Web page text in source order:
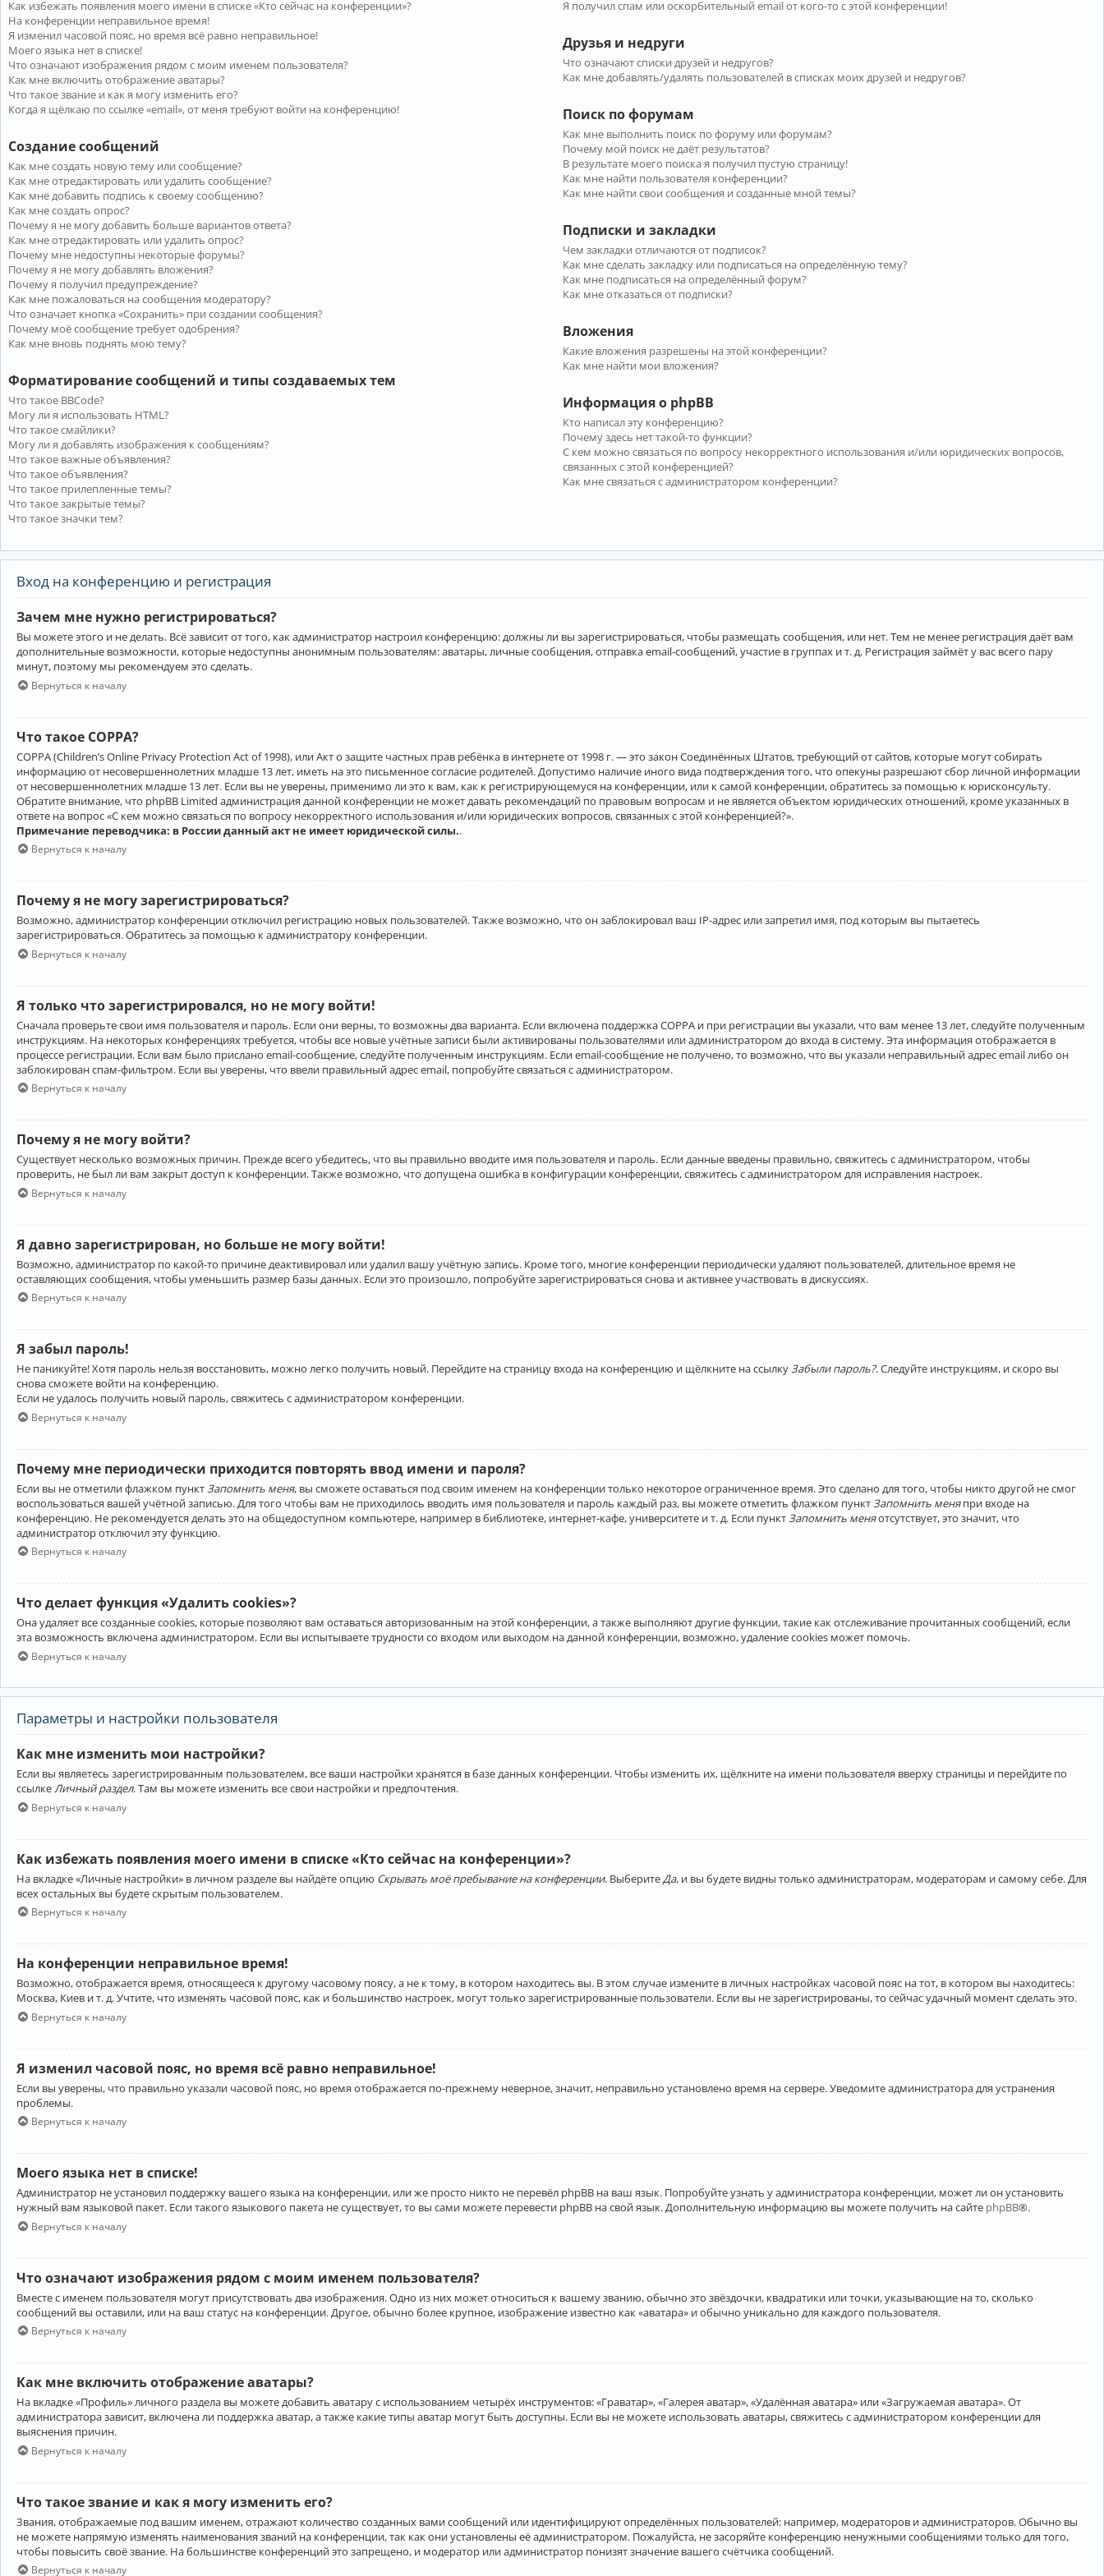
Как избежать появления моего имени в списке «Кто сейчас на конференции»?
На конференции неправильное время!
Я изменил часовой пояс, но время всё равно неправильное!
Моего языка нет в списке!
Что означают изображения рядом с моим именем пользователя?
Как мне включить отображение аватары?
Что такое звание и как я могу изменить его?
Когда я щёлкаю по ссылке «email», от меня требуют войти на конференцию!
Создание сообщений
Как мне создать новую тему или сообщение?
Как мне отредактировать или удалить сообщение?
Как мне добавить подпись к своему сообщению?
Как мне создать опрос?
Почему я не могу добавить больше вариантов ответа?
Как мне отредактировать или удалить опрос?
Почему мне недоступны некоторые форумы?
Почему я не могу добавлять вложения?
Почему я получил предупреждение?
Как мне пожаловаться на сообщения модератору?
Что означает кнопка «Сохранить» при создании сообщения?
Почему моё сообщение требует одобрения?
Как мне вновь поднять мою тему?
Форматирование сообщений и типы создаваемых тем
Что такое BBCode?
Могу ли я использовать HTML?
Что такое смайлики?
Могу ли я добавлять изображения к сообщениям?
Что такое важные объявления?
Что такое объявления?
Что такое прилепленные темы?
Что такое закрытые темы?
Что такое значки тем?
Я получил спам или оскорбительный email от кого-то с этой конференции!
Друзья и недруги
Что означают списки друзей и недругов?
Как мне добавлять/удалять пользователей в списках моих друзей и недругов?
Поиск по форумам
Как мне выполнить поиск по форуму или форумам?
Почему мой поиск не даёт результатов?
В результате моего поиска я получил пустую страницу!
Как мне найти пользователя конференции?
Как мне найти свои сообщения и созданные мной темы?
Подписки и закладки
Чем закладки отличаются от подписок?
Как мне сделать закладку или подписаться на определённую тему?
Как мне подписаться на определённый форум?
Как мне отказаться от подписки?
Вложения
Какие вложения разрешены на этой конференции?
Как мне найти мои вложения?
Информация о phpBB
Кто написал эту конференцию?
Почему здесь нет такой-то функции?
С кем можно связаться по вопросу некорректного использования и/или юридических вопросов,
связанных с этой конференцией?
Как мне связаться с администратором конференции?
Вход на конференцию и регистрация
Зачем мне нужно регистрироваться?
Вы можете этого и не делать. Всё зависит от того, как администратор настроил конференцию: должны ли вы зарегистрироваться, чтобы размещать сообщения, или нет. Тем не менее регистрация даёт вам
дополнительные возможности, которые недоступны анонимным пользователям: аватары, личные сообщения, отправка email-сообщений, участие в группах и т. д. Регистрация займёт у вас всего пару
минут, поэтому мы рекомендуем это сделать.
Вернуться к началу
Что такое COPPA?
COPPA (Children’s Online Privacy Protection Act of 1998), или Акт о защите частных прав ребёнка в интернете от 1998 г. — это закон Соединённых Штатов, требующий от сайтов, которые могут собирать
информацию от несовершеннолетних младше 13 лет, иметь на это письменное согласие родителей. Допустимо наличие иного вида подтверждения того, что опекуны разрешают сбор личной информации
от несовершеннолетних младше 13 лет. Если вы не уверены, применимо ли это к вам, как к регистрирующемуся на конференции, или к самой конференции, обратитесь за помощью к юрисконсульту.
Обратите внимание, что phpBB Limited администрация данной конференции не может давать рекомендаций по правовым вопросам и не является объектом юридических отношений, кроме указанных в
ответе на вопрос «С кем можно связаться по вопросу некорректного использования и/или юридических вопросов, связанных с этой конференцией?».
Примечание переводчика: в России данный акт не имеет юридической силы..
Вернуться к началу
Почему я не могу зарегистрироваться?
Возможно, администратор конференции отключил регистрацию новых пользователей. Также возможно, что он заблокировал ваш IP-адрес или запретил имя, под которым вы пытаетесь
зарегистрироваться. Обратитесь за помощью к администратору конференции.
Вернуться к началу
Я только что зарегистрировался, но не могу войти!
Сначала проверьте свои имя пользователя и пароль. Если они верны, то возможны два варианта. Если включена поддержка COPPA и при регистрации вы указали, что вам менее 13 лет, следуйте полученным
инструкциям. На некоторых конференциях требуется, чтобы все новые учётные записи были активированы пользователями или администратором до входа в систему. Эта информация отображается в
процессе регистрации. Если вам было прислано email-сообщение, следуйте полученным инструкциям. Если email-сообщение не получено, то возможно, что вы указали неправильный адрес email либо он
заблокирован спам-фильтром. Если вы уверены, что ввели правильный адрес email, попробуйте связаться с администратором.
Вернуться к началу
Почему я не могу войти?
Существует несколько возможных причин. Прежде всего убедитесь, что вы правильно вводите имя пользователя и пароль. Если данные введены правильно, свяжитесь с администратором, чтобы
проверить, не был ли вам закрыт доступ к конференции. Также возможно, что допущена ошибка в конфигурации конференции, свяжитесь с администратором для исправления настроек.
Вернуться к началу
Я давно зарегистрирован, но больше не могу войти!
Возможно, администратор по какой-то причине деактивировал или удалил вашу учётную запись. Кроме того, многие конференции периодически удаляют пользователей, длительное время не
оставляющих сообщения, чтобы уменьшить размер базы данных. Если это произошло, попробуйте зарегистрироваться снова и активнее участвовать в дискуссиях.
Вернуться к началу
Я забыл пароль!
Не паникуйте! Хотя пароль нельзя восстановить, можно легко получить новый. Перейдите на страницу входа на конференцию и щёлкните на ссылкуЗабыли пароль?. Следуйте инструкциям, и скоро вы
снова сможете войти на конференцию.
Если не удалось получить новый пароль, свяжитесь с администратором конференции.
Вернуться к началу
Почему мне периодически приходится повторять ввод имени и пароля?
Если вы не отметили флажком пункт Запомнить меня, вы сможете оставаться под своим именем на конференции только некоторое ограниченное время. Это сделано для того, чтобы никто другой не смог
воспользоваться вашей учётной записью. Для того чтобы вам не приходилось вводить имя пользователя и пароль каждый раз, вы можете отметить флажком пункт Запомнить меняпри входе на
конференцию. Не рекомендуется делать это на общедоступном компьютере, например в библиотеке, интернет-кафе, университете и т. д. Если пункт Запомнить меняотсутствует, это значит, что
администратор отключил эту функцию.
Вернуться к началу
Что делает функция «Удалить cookies»?
Она удаляет все созданные cookies, которые позволяют вам оставаться авторизованным на этой конференции, а также выполняют другие функции, такие как отслеживание прочитанных сообщений, если
эта возможность включена администратором. Если вы испытываете трудности со входом или выходом на данной конференции, возможно, удаление cookies может помочь.
Вернуться к началу
Параметры и настройки пользователя
Как мне изменить мои настройки?
Если вы являетесь зарегистрированным пользователем, все ваши настройки хранятся в базе данных конференции. Чтобы изменить их, щёлкните на имени пользователя вверху страницы и перейдите по
ссылкеЛичный раздел. Там вы можете изменить все свои настройки и предпочтения.
Вернуться к началу
Как избежать появления моего имени в списке «Кто сейчас на конференции»?
На вкладке «Личные настройки» в личном разделе вы найдёте опцию Скрывать моё пребывание на конференции. Выберите Да, и вы будете видны только администраторам, модераторам и самому себе. Для
всех остальных вы будете скрытым пользователем.
Вернуться к началу
На конференции неправильное время!
Возможно, отображается время, относящееся к другому часовому поясу, а не к тому, в котором находитесь вы. В этом случае измените в личных настройках часовой пояс на тот, в котором вы находитесь:
Москва, Киев и т. д. Учтите, что изменять часовой пояс, как и большинство настроек, могут только зарегистрированные пользователи. Если вы не зарегистрированы, то сейчас удачный момент сделать это.
Вернуться к началу
Я изменил часовой пояс, но время всё равно неправильное!
Если вы уверены, что правильно указали часовой пояс, но время отображается по-прежнему неверное, значит, неправильно установлено время на сервере. Уведомите администратора для устранения
проблемы.
Вернуться к началу
Моего языка нет в списке!
Администратор не установил поддержку вашего языка на конференции, или же просто никто не перевёл phpBB на ваш язык. Попробуйте узнать у администратора конференции, может ли он установить
нужный вам языковой пакет. Если такого языкового пакета не существует, то вы сами можете перевести phpBB на свой язык. Дополнительную информацию вы можете получить на сайте phpBB®.
Вернуться к началу
Что означают изображения рядом с моим именем пользователя?
Вместе с именем пользователя могут присутствовать два изображения. Одно из них может относиться к вашему званию, обычно это звёздочки, квадратики или точки, указывающие на то, сколько
сообщений вы оставили, или на ваш статус на конференции. Другое, обычно более крупное, изображение известно как «аватара» и обычно уникально для каждого пользователя.
Вернуться к началу
Как мне включить отображение аватары?
На вкладке «Профиль» личного раздела вы можете добавить аватару с использованием четырёх инструментов: «Граватар», «Галерея аватар», «Удалённая аватара» или «Загружаемая аватара». От
администратора зависит, включена ли поддержка аватар, а также какие типы аватар могут быть доступны. Если вы не можете использовать аватары, свяжитесь с администратором конференции для
выяснения причин.
Вернуться к началу
Что такое звание и как я могу изменить его?
Звания, отображаемые под вашим именем, отражают количество созданных вами сообщений или идентифицируют определённых пользователей: например, модераторов и администраторов. Обычно вы
не можете напрямую изменять наименования званий на конференции, так как они установлены её администратором. Пожалуйста, не засоряйте конференцию ненужными сообщениями только для того,
чтобы повысить своё звание. На большинстве конференций это запрещено, и модератор или администратор понизят значение вашего счётчика сообщений.
Вернуться к началу